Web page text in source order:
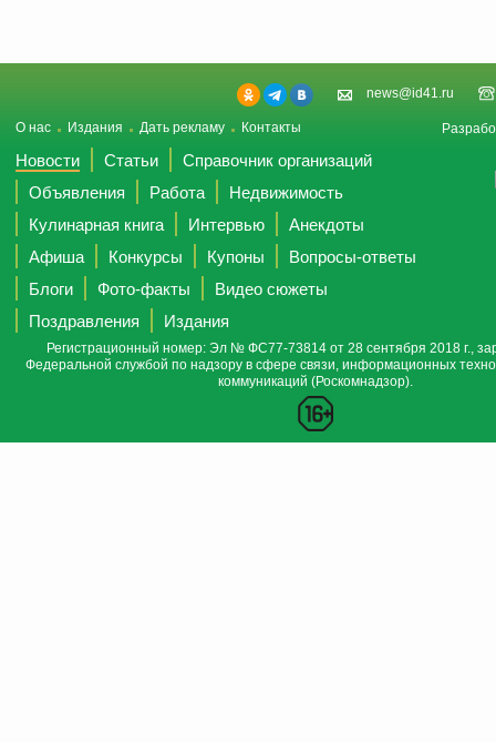
news@id41.ru
О нас Издания Дать рекламу Контакты
Новости Статьи
Справочник организаций
Объявления
Работа
Недвижимость
Кулинарная книга
Интервью
Анекдоты
Афиша
Конкурсы Купоны
Вопросы-ответы
Блоги
Фото-факты
Видео сюжеты
Поздравления
Издания
Регистрационный номер: Эл № ФС77-73814 от 28 сентября 2018 г.,
Федеральной службой по надзору в сфере связи, информационных
коммуникаций (Роскомнадзор).